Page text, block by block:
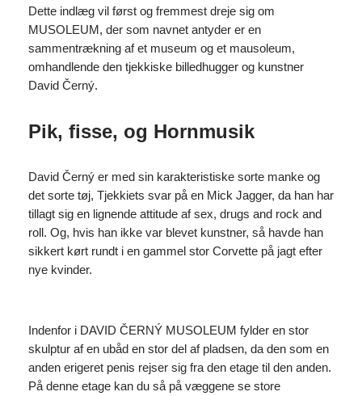
Dette indlæg vil først og fremmest dreje sig om
MUSOLEUM, der som navnet antyder er en
sammentrækning af et museum og et mausoleum,
omhandlende den tjekkiske billedhugger og kunstner
David Černý.
Pik, fisse, og Hornmusik
David Černý er med sin karakteristiske sorte manke og
det sorte tøj, Tjekkiets svar på en Mick Jagger, da han har
tillagt sig en lignende attitude af sex, drugs and rock and
roll. Og, hvis han ikke var blevet kunstner, så havde han
sikkert kørt rundt i en gammel stor Corvette på jagt efter
nye kvinder.
Indenfor i DAVID ČERNÝ MUSOLEUM fylder en stor
skulptur af en ubåd en stor del af pladsen, da den som en
anden erigeret penis rejser sig fra den etage til den anden.
På denne etage kan du så på væggene se store